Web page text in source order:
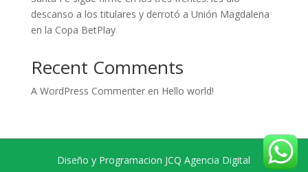
descanso a los titulares y derrotó a Unión Magdalena
en la Copa BetPlay
Recent Comments
A WordPress Commenteren Hello world!
Diseño y Programacion JCQ Agencia Digital